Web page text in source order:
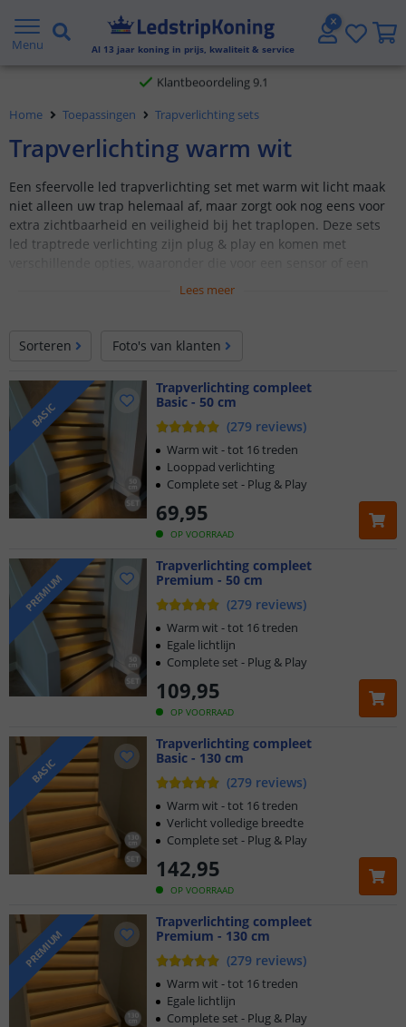
Menu Al 13 jaar koning in prijs, kwaliteit & service
Gratis verzending vanaf € 20,- NL en BE
Klantbeoordeling 9.1
Voor 23:45 uur besteld,morgen in huis
Home Toepassingen Trapverlichting sets
Trapverlichting warm wit
Een sfeervolle led trapverlichting set met warm wit licht maak
niet alleen uw trap helemaal af, maar zorgt ook nog eens voor
extra zichtbaarheid en veiligheid bij het traplopen. Deze sets
led traptrede verlichting zijn plug & play en komen met
Kies voor een Basic of Premium set
Optioneel met bewegingssensoren
Verkrijgbaar in 50 cm of 130 cm (in te korten)
Lees meer
Sorteren Foto's van klanten
BASIC
Trapverlichting compleet
Basic - 50 cm
(279 reviews)
OP VOORRAAD
69,95
Warm wit - tot 16 treden
Looppad verlichting
Complete set - Plug & Play
PREMIUM
Trapverlichting compleet
Premium - 50 cm
(279 reviews)
OP VOORRAAD
109,95
Warm wit - tot 16 treden
Egale lichtlijn
Complete set - Plug & Play
BASIC
Trapverlichting compleet
Basic - 130 cm
(279 reviews)
OP VOORRAAD
142,95
Warm wit - tot 16 treden
Verlicht volledige breedte
Complete set - Plug & Play
PREMIUM
Trapverlichting compleet
Premium - 130 cm
(279 reviews)
Warm wit - tot 16 treden
Egale lichtlijn
Complete set - Plug & Play